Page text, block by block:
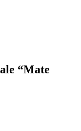
“Mate